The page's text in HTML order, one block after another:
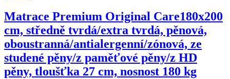
Matrace Premium Original Care180x200
cm, středně tvrdá/extra tvrdá, pěnová,
oboustranná/antialergenní/zónová, ze
studené pěny/z paměťové pěny/z HD
pěny, tloušťka 27 cm, nosnost 180 kg